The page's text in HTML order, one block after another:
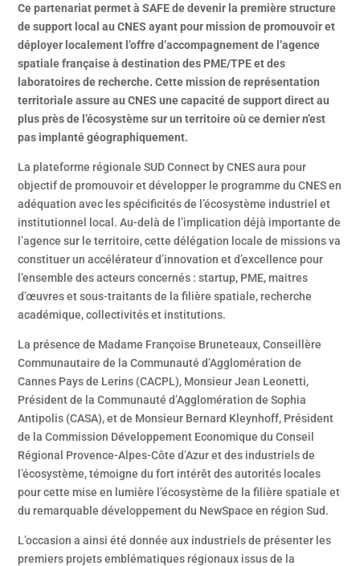
Ce partenariat permet à SAFE dedevenir la première structure
de support local au CNES ayant pour mission de promouvoir et
déployer localement l’offre d’accompagnement de l’agence
spatiale française à destination des PME/TPE et des
laboratoires de recherche. Cette mission de représentation
territoriale assure au CNES une capacité de support direct au
plus près de l’écosystème sur un territoire où ce dernier n’est
pas implanté géographiquement.
La plateforme régionale SUD Connect by CNES aura pour
objectif de promouvoir et développer le programme du CNES en
adéquation avec les spécificités de l’écosystème industriel et
institutionnel local. Au-delà de l’implication déjà importante de
l’agence sur le territoire, cette délégation locale de missions va
constituer un accélérateur d’innovation et d’excellence pour
l’ensemble des acteurs concernés : startup, PME, maitres
d’œuvres et sous-traitants de la filière spatiale, recherche
académique, collectivités et institutions.
La présence de Madame Françoise Bruneteaux, Conseillère
Communautaire de la Communauté d’Agglomération de
Cannes Pays de Lerins (CACPL), Monsieur Jean Leonetti,
Président de la Communauté d’Agglomération de Sophia
Antipolis (CASA), et de Monsieur Bernard Kleynhoff, Président
de la Commission Développement Economique du Conseil
Régional Provence-Alpes-Côte d’Azur et des industriels de
l’écosystème, témoigne du fort intérêt des autorités locales
pour cette mise en lumière l’écosystème de la filière spatiale et
du remarquable développement du NewSpace en région Sud.
L’occasion a ainsi été donnée aux industriels de présenter les
premiers projets emblématiques régionaux issus de la